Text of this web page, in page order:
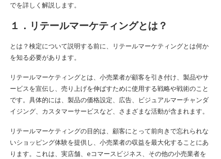
でを詳しく解説します。
１．リテールマーケティングとは？
とは？検定について説明する前に、リテールマーケティングとは何か
を知る必要があります。
リテールマーケティングとは、小売業者が顧客を引き付け、製品やサ
ービスを宣伝し、売り上げを伸ばすために使用する戦略や戦術のこと
です。具体的には、製品の価格設定、広告、ビジュアルマーチャンダ
イジング、カスタマーサービスなど、さまざまな活動が含まれます。
リテールマーケティングの目的は、顧客にとって前向きで忘れられな
いショッピング体験を提供し、小売業者の収益を最大化することにあ
ります。これは、実店舗、eコマースビジネス、その他の小売業者を